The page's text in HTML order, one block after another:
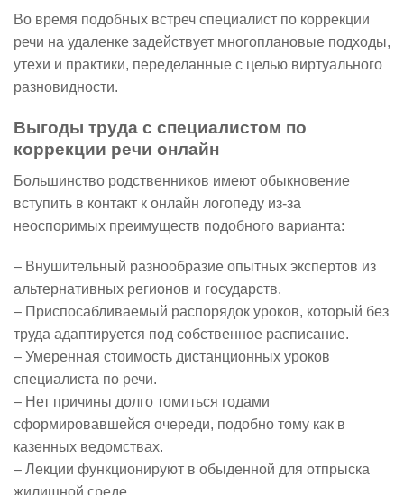
Во время подобных встреч специалист по коррекции
речи на удаленке задействует многоплановые подходы,
утехи и практики, переделанные с целью виртуального
разновидности.
Выгоды труда с специалистом по
коррекции речи онлайн
Большинство родственников имеют обыкновение
вступить в контакт к онлайн логопеду из-за
неоспоримых преимуществ подобного варианта:
– Внушительный разнообразие опытных экспертов из
альтернативных регионов и государств.
– Приспосабливаемый распорядок уроков, который без
труда адаптируется под собственное расписание.
– Умеренная стоимость дистанционных уроков
специалиста по речи.
– Нет причины долго томиться годами
сформировавшейся очереди, подобно тому как в
казенных ведомствах.
– Лекции функционируют в обыденной для отпрыска